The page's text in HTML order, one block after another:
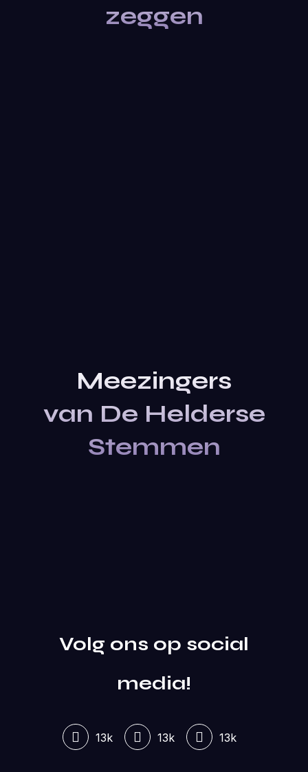
zeggen
Meezingers
van De Helderse
Stemmen
Volg ons op social
media!
13k 13k 13k